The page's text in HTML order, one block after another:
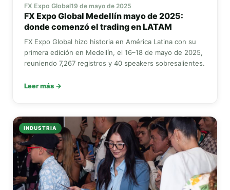
FX Expo Global19 de mayo de 2025
FX Expo Global Medellín mayo de 2025:
donde comenzó el trading en LATAM
FX Expo Global hizo historia en América Latina con su
primera edición en Medellín, el 16–18 de mayo de 2025,
reuniendo 7,267 registros y 40 speakers sobresalientes.
Leer más →
INDUSTRIA